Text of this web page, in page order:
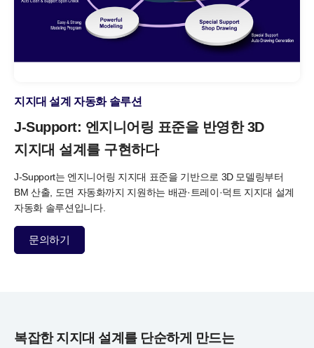
지지대 설계 자동화 솔루션
J-Support: 엔지니어링 표준을 반영한3D
지지대 설계를 구현하다
J-Support는 엔지니어링 지지대 표준을 기반으로 3D 모델링부터
BM 산출, 도면 자동화까지 지원하는 배관·트레이·덕트 지지대 설계
자동화 솔루션입니다.
문의하기
복잡한 지지대 설계를 단순하게 만드는